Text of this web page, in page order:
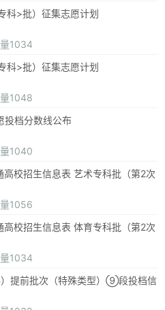
科>批）征集志愿计划
1034
科>批）征集志愿计划
1048
投档分数线公布
1040
校招生信息表 艺术专科批（第2次
1056
校招生信息表 体育专科批（第2次
1034
提前批次（特殊类型）⑨段投档信